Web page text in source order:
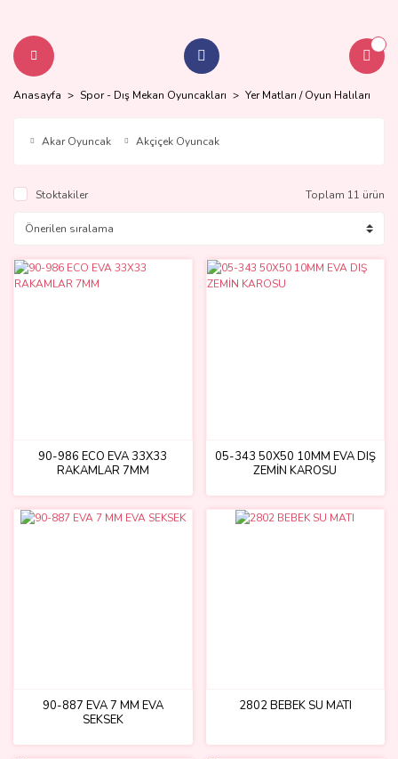
Anasayfa Spor - Dış Mekan Oyuncakları Yer Matları / Oyun Halıları
Akar Oyuncak Akçiçek Oyuncak
Stoktakiler Toplam 11 ürün
90-986 ECO EVA 33X33
RAKAMLAR 7MM
05-343 50X50 10MM EVA DIŞ
ZEMİN KAROSU
90-887 EVA 7 MM EVA
SEKSEK
2802 BEBEK SU MATI